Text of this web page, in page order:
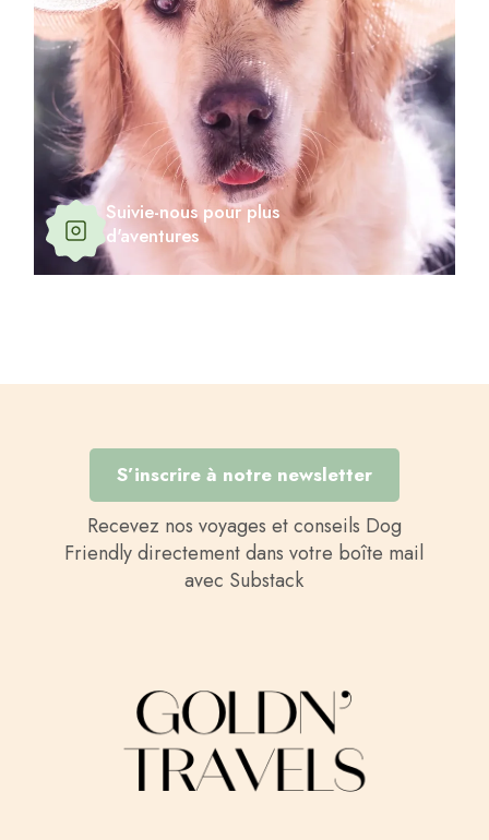
Suivie-nous pour plus
d'aventures
S’inscrire à notre newsletter
Recevez nos voyages et conseils Dog
Friendly directement dans votre boîte mail
avec Substack